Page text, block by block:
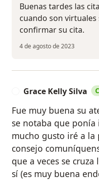
Buenas tardes las
cuando son virtuales
confirmar su cita.
4 de agosto de 2023
Grace Kelly Silva
Fue muy buena su
se notaba que ponía
mucho gusto iré a
consejo
que a veces se
sí (es muy buena